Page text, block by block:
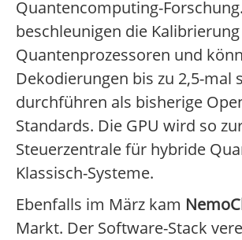
Quantencomputing-
beschleunigen die
Quantenprozessoren und
Dekodierungen bis zu 2,5-mal
durchführen als bisherige
Standards. Die GPU wird so
Steuerzentrale für hybride
Klassisch-Systeme.
Ebenfalls im März kam
Markt. Der Software-Stack